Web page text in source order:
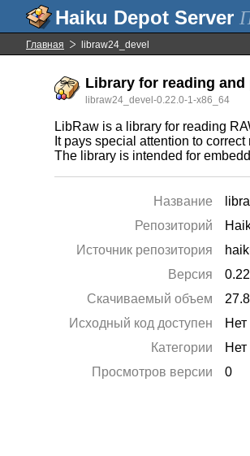
Главная libraw24_devel
Library for reading
libraw24_devel-0.22.0-1-x86_64
LibRaw is a library for reading
It pays special attention to
The library is intended for
Название
Репозиторий
Источник репозитория
Версия
Скачиваемый объем
Исходный код доступен
Нет
Категории
Нет
Просмотров версии
0